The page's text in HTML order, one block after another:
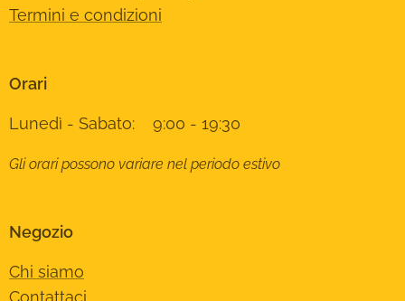
Termini e condizioni
Orari
Lunedì - Sabato: 9:00 - 19:30
Gli orari possono variare nel periodo estivo
Negozio
Chi siamo
Contattaci